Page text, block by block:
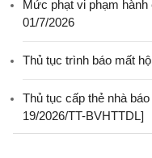
Mức phạt vi phạm
01/7/2026
Thủ tục trình báo mất
Thủ tục cấp thẻ nhà
19/2026/TT-BVHTTDL]